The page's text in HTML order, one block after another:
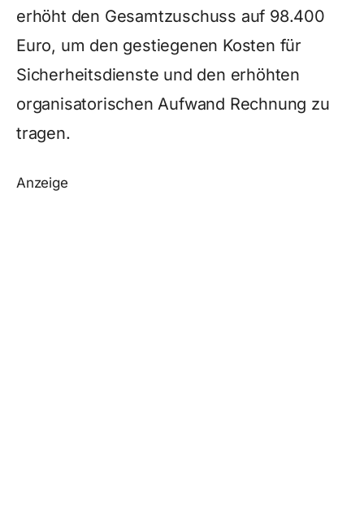
erhöht den Gesamtzuschuss auf 98.400
Euro, um den gestiegenen Kosten für
Sicherheitsdienste und den erhöhten
organisatorischen Aufwand Rechnung zu
tragen.
Anzeige